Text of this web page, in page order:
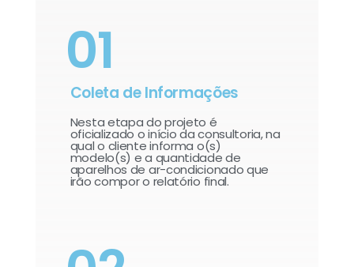
01
Coleta de Informações
Nesta etapa do projeto é
oficializado o início da consultoria, na
qual o cliente informa o(s)
modelo(s) e a quantidade de
aparelhos de ar-condicionado que
irão compor o relatório final.​